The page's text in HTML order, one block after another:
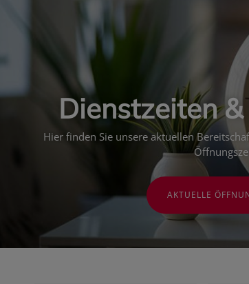
Dienstzeiten
Hier finden Sie unsere aktuellen
AKTUELLE